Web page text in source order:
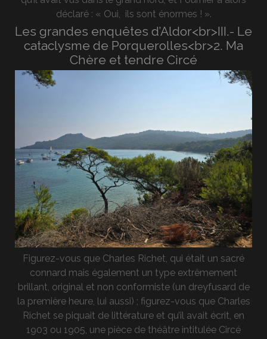
déclaré : « Oui, ils sont énormes ! ».
Les grandes enquêtes d’Aldor<br>III.- Le
cataclysme de Porquerolles<br>2. Ma
Chère et tendre Circé
Figurez-vous que Charles Richet, qui était un sacré
connard mais également un type extrêmement
brillant, original et non conformiste (un dreyfusard de
la première heure, lui aussi) ; figurez-vous que Charles
Richet se piquait de littérature et qu’il avait écrit, en
1903 ou 1905, une pièce de théâtre intitulée Circé